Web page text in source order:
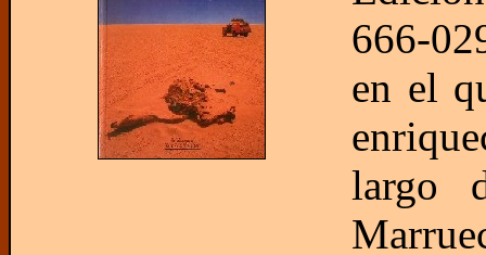
666-
en el
largo